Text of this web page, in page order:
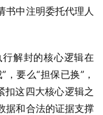
书中注明委托代理人
解封的核心逻辑在
要么“担保已换”，
扣这四大核心逻辑之
据和合法的证据支撑